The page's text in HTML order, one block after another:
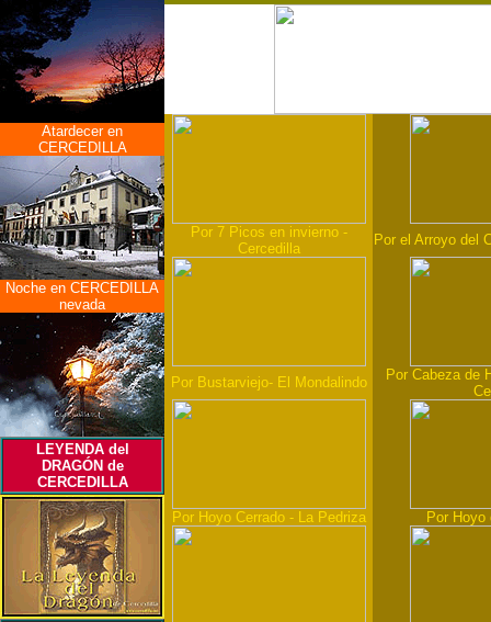
Atardecer en
CERCEDILLA
Noche en CERCEDILLA
nevada
LEYENDA del
DRAGÓN de
CERCEDILLA
Por 7 Picos en invierno -
Cercedilla
Por el Arroyo del
Por Bustarviejo- El Mondalindo
Por Cabeza de
Por Hoyo Cerrado - La Pedriza Por Hoyo